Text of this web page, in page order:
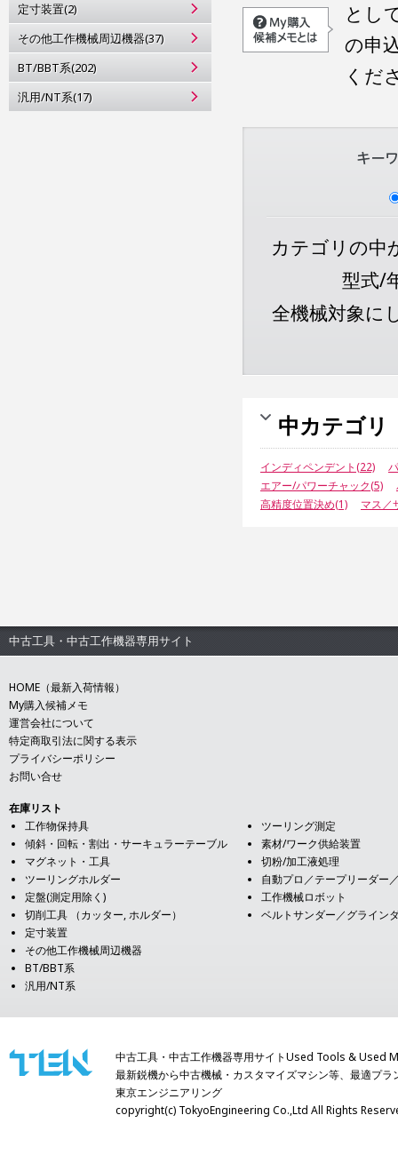
定寸装置(2)
その他工作機械周辺機器(37)
BT/BBT系(202)
汎用/NT系(17)
とし
の申
くだ
カテゴリの中
型式/
全機械対象に
中カテゴリ
インディペンデント(22)
エアー/パワーチャック(5)
高精度位置決め(1)
マス／
中古工具・中古工作機器専用サイト
HOME（最新入荷情報）
My購入候補メモ
運営会社について
特定商取引法に関する表示
プライバシーポリシー
お問い合せ
在庫リスト
工作物保持具
傾斜・回転・割出・サーキュラーテーブル
マグネット・工具
ツーリングホルダー
定盤(測定用除く)
切削工具 （カッター, ホルダー）
ツーリング測定
素材/ワーク供給装置
切粉/加工液処理
自動プロ／テープリーダー
工作機械ロボット
ベルトサンダー／グライン
定寸装置
その他工作機械周辺機器
BT/BBT系
汎用/NT系
中古工具・中古工作機器専用サイトUsed Tools & Used
最新鋭機から中古機械・カスタマイズマシン等、最適プ
東京エンジニアリング
copyright(c) TokyoEngineering Co.,Ltd All Rights